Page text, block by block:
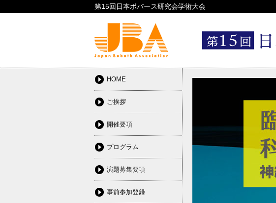
第15回日本ボバース研究会学術大会
HOME
ご挨拶
開催要項
プログラム
演題募集要項
事前参加登録